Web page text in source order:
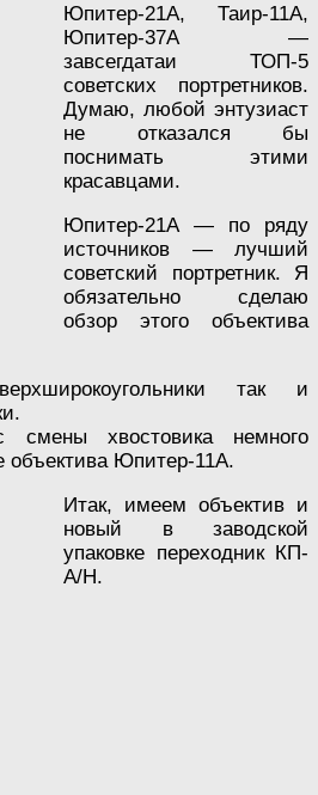
Юпитер-21А, Таир-11А,
Юпитер-37А —
завсегдатаи ТОП-5
советских портретников.
Думаю, любой энтузиаст
не отказался бы
поснимать этими
красавцами.
Юпитер-21А — по ряду
источников — лучший
советский портретник. Я
обязательно сделаю
обзор этого объектива
так и
смены хвостовика немного
объектива Юпитер-11А.
Итак, имеем объектив и
новый в заводской
упаковке переходник КП-
А/Н.